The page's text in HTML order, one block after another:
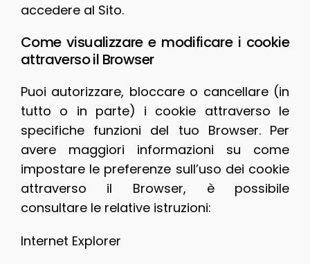
accedere al Sito.
Come visualizzare e modificare i cookie
attraverso il Browser
Puoi autorizzare, bloccare o cancellare (in
tutto o in parte) i cookie attraverso le
specifiche funzioni del tuo Browser. Per
avere maggiori informazioni su come
impostare le preferenze sull’uso dei cookie
attraverso il Browser, è possibile
consultare le relative istruzioni:
Internet Explorer